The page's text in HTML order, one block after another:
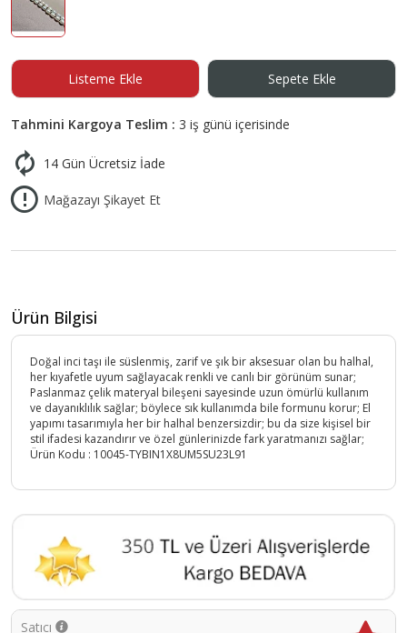
Listeme Ekle Sepete Ekle
Tahmini Kargoya Teslim : 3 iş günü içerisinde
14 Gün Ücretsiz İade
Mağazayı Şikayet Et
Ürün Bilgisi
Doğal inci taşı ile süslenmiş, zarif ve şık bir aksesuar olan bu halhal,
her kıyafetle uyum sağlayacak renkli ve canlı bir görünüm sunar;
Paslanmaz çelik materyal bileşeni sayesinde uzun ömürlü kullanım
ve dayanıklılık sağlar; böylece sık kullanımda bile formunu korur; El
yapımı tasarımıyla her bir halhal benzersizdir; bu da size kişisel bir
stil ifadesi kazandırır ve özel günlerinizde fark yaratmanızı sağlar;
Ürün Kodu : 10045-TYBIN1X8UM5SU23L91
Satıcı